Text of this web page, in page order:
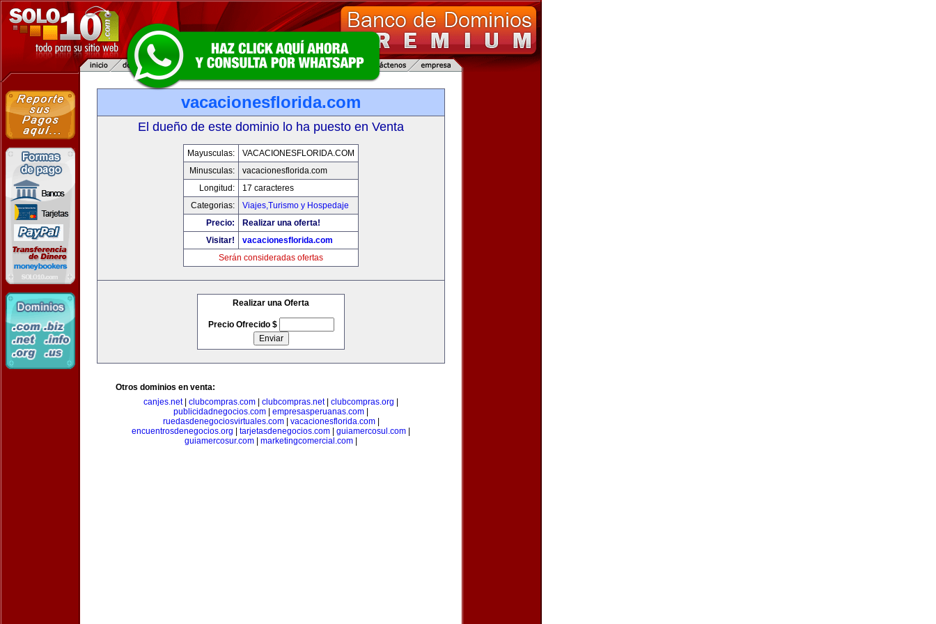
vacacionesflorida.com
El dueño de este dominio lo ha puesto en Venta
Mayusculas:
VACACIONESFLORIDA.COM
Minusculas:
vacacionesflorida.com
Longitud:
17 caracteres
Categorias:
Viajes,Turismo y Hospedaje
Precio:
Realizar una oferta!
Visitar!
vacacionesflorida.com
Serán consideradas ofertas
Realizar una Oferta
Precio Ofrecido $
Otros dominios en venta:
canjes.net| clubcompras.com clubcompras.net| clubcompras.org
publicidadnegocios.com
empresasperuanas.com
ruedasdenegociosvirtuales.com| vacacionesflorida.com|
encuentrosdenegocios.org
tarjetasdenegocios.com guiamercosul.com
guiamercosur.com
marketingcomercial.com